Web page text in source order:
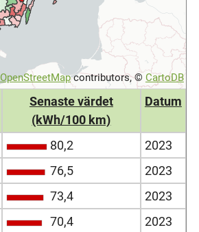
OpenStreetMapcontributors, © CartoDB
Senaste värdet
(kWh/100 km)
Datum
80,2
2023
76,5
2023
73,4
2023
70,4
2023